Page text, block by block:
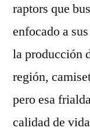
raptors que
enfocado a
la producción
región,
pero esa
calidad de